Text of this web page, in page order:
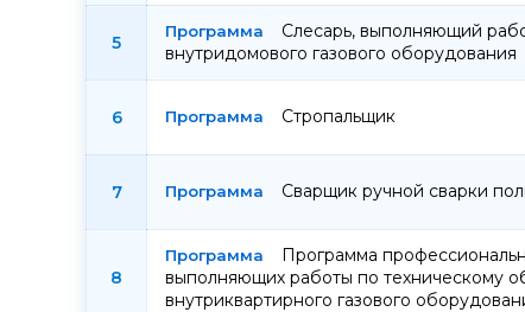
5
Слесарь, выполняющий
внутридомового газового оборудования
6 Стропальщик
7 Сварщик ручной сварки
8
Программа
выполняющих работы по техническому
внутриквартирного газового